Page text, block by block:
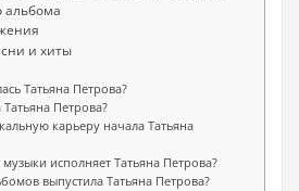
альбома
и хиты
Татьяна Петрова?
Татьяна Петрова?
карьеру начала Татьяна
музыки исполняет Татьяна Петрова?
выпустила Татьяна Петрова?